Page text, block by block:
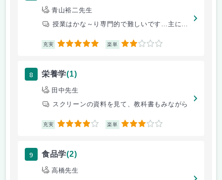
青山裕二先生
授業はかな～り専門的で難しいです…主に実験ですが、先生は方法についてあ
充実 5 楽単 2
8 栄養学(1)
田中先生
スクリーンの資料を見て、教科書もみながら
充実 4 楽単 3
9 食品学(2)
高橋先生